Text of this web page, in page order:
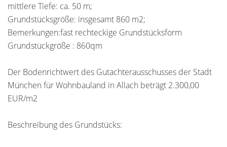
mittlere Tiefe: ca. 50 m;
Grundstücksgröße: insgesamt 860 m2;
Bemerkungen:fast rechteckige Grundstücksform
Grundstückgröße : 860qm
Der Bodenrichtwert des Gutachterausschusses der Stadt
München für Wohnbauland in Allach beträgt 2.300,00
EUR/m2
Beschreibung des Grundstücks: